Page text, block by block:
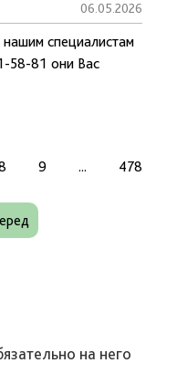
06.05.2026
специалистам
58-81 они Вас
9 ... 478
на него